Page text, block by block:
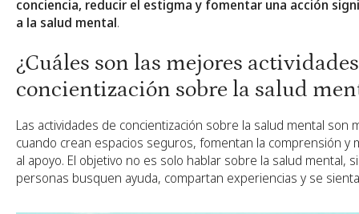
conciencia, reducir el estigma y fomentar una acción
a la salud mental.
¿Cuáles son las mejores
concientización sobre la salud
Las actividades de concientización sobre la salud mental son
cuando crean espacios seguros, fomentan la comprensión y
al apoyo. El objetivo no es solo hablar sobre la salud mental,
personas busquen ayuda, compartan experiencias y se